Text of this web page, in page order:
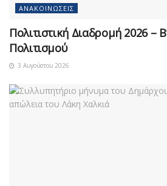
ΑΝΑΚΟΙΝΏΣΕΙΣ
Πολιτιστική Διαδρομή 2026 –
Πολιτισμού
3 Αυγούστου 2026